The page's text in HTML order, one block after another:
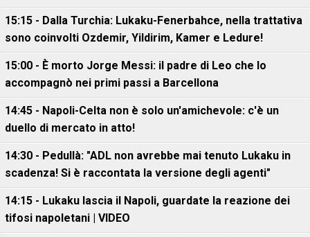
15:15 - Dalla Turchia: Lukaku-Fenerbahce, nella trattativa
sono coinvolti Ozdemir, Yildirim, Kamer e Ledure!
15:00 - È morto Jorge Messi: il padre di Leo che lo
accompagnò nei primi passi a Barcellona
14:45 - Napoli-Celta non è solo un'amichevole: c'è un
duello di mercato in atto!
14:30 - Pedullà: "ADL non avrebbe mai tenuto Lukaku in
scadenza! Si è raccontata la versione degli agenti"
14:15 - Lukaku lascia il Napoli, guardate la reazione dei
tifosi napoletani | VIDEO